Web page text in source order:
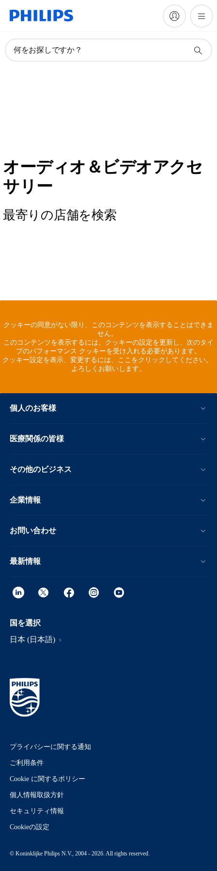
何をお探しですか？
オーディオ＆ビデオアクセ
サリー
最寄りの店舗を検索
クッキーの同意がない限り、このコンテンツを表示することはできま
せん。
このコンテンツを表示するには、クッキーの設定を更新し、次のタイ
プのパフォーマンス クッキーを受け入れる必要があります。
クッキー設定を表示、変更するには、ここをクリックしてください。
よろしくお願いします。
個人のお客様
医療関係の皆様
その他のビジネス
企業情報
お問い合わせ
最新情報
国を選択
日本 (日本語)
プライバシーに関する通知
ご利用条件
Cookie に関するポリシー
個人情報取扱方針
セキュリティ情報
Cookieの設定
© Koninklijke Philips N.V., 2004 - 2026. All rights reserved.